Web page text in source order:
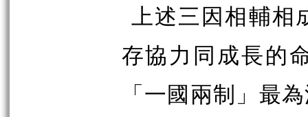
上述三因相輔相
存協力同成長的
「一國兩制」最